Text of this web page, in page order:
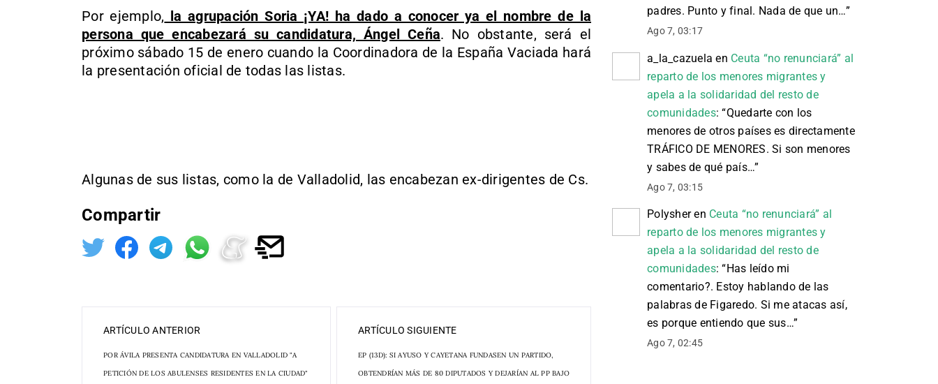
Por ejemplo, la agrupación Soria ¡YA! ha dado a conocer ya el nombre de la
persona que encabezará su candidatura, Ángel Ceña. No obstante, será el
próximo sábado 15 de enero cuando la Coordinadora de la España Vaciada hará
la presentación oficial de todas las listas.
Algunas de sus listas, como la de Valladolid, las encabezan ex-dirigentes de Cs.
Compartir
ARTÍCULO ANTERIOR
POR ÁVILA PRESENTA CANDIDATURA EN VALLADOLID "A
PETICIÓN DE LOS ABULENSES RESIDENTES EN LA CIUDAD"
ARTÍCULO SIGUIENTE
EP (13D): SI AYUSO Y CAYETANA FUNDASEN UN PARTIDO,
OBTENDRÍAN MÁS DE 80 DIPUTADOS Y DEJARÍAN AL PP BAJO
padres. Punto y final. Nada de que un…”
Ago 7, 03:17
a_la_cazuela en Ceuta “no renunciará” al
reparto de los menores migrantes y
apela a la solidaridad del resto de
comunidades: “Quedarte con los
menores de otros países es directamente
TRÁFICO DE MENORES. Si son menores
y sabes de qué país…”
Ago 7, 03:15
Polysheren Ceuta “no renunciará” al
reparto de los menores migrantes y
apela a la solidaridad del resto de
comunidades: “Has leído mi
comentario?. Estoy hablando de las
palabras de Figaredo. Si me atacas así,
es porque entiendo que sus…”
Ago 7, 02:45